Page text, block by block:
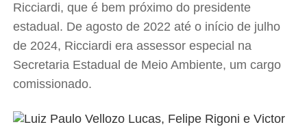
Ricciardi, que é bem próximo do presidente
estadual. De agosto de 2022 até o início de julho
de 2024, Ricciardi era assessor especial na
Secretaria Estadual de Meio Ambiente, um cargo
comissionado.